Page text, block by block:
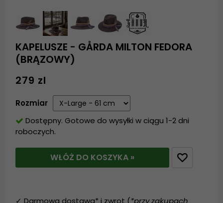
KAPELUSZE - GÅRDA MILTON FEDORA
(BRĄZOWY)
279 zl
Rozmiar
Dostępny. Gotowe do wysyłki w ciągu 1-2 dni
roboczych.
WŁÓŻ DO KOSZYKA »
✓ Darmowa dostawa* i zwrot (*przy zakupach